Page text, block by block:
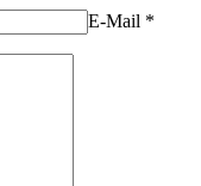
E-Mail *